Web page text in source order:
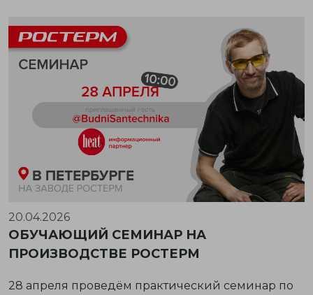
20.04.2026
ОБУЧАЮЩИЙ СЕМИНАР НА
ПРОИЗВОДСТВЕ РОСТЕРМ
28 апреля проведём практический семинар по